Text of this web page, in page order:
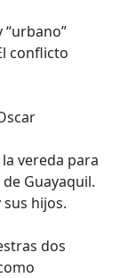
conflicto
vereda para
Guayaquil.
hijos.
dos